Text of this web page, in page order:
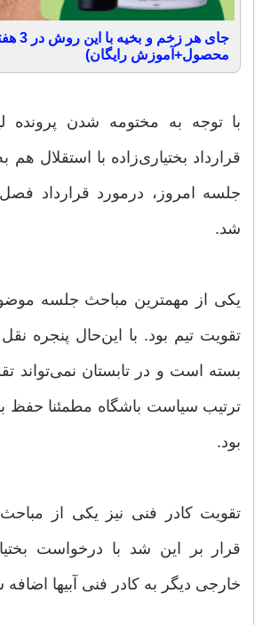
جای
محصول+آموزش رایگان)
با توجه به مختومه شدن پرونده
قرارداد بختیاری‌زاده با استقلال هم
جلسه امروز، درمورد قرارداد
شد.
یکی از مهمترین مباحث جلسه
تقویت تیم بود. با این‌حال پنجره نقل
بسته است و در تابستان نمی‌تواند
ترتیب سیاست باشگاه مطمئنا حفظ
بود.
تقویت کادر فنی نیز یکی از
قرار بر این شد با درخواست
خارجی دیگر به کادر فنی آبیها